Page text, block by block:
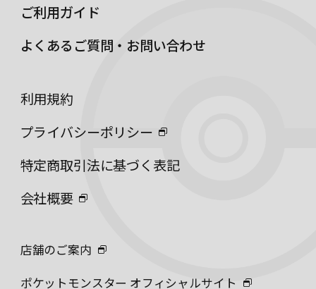
ご利用ガイド
よくあるご質問・お問い合わせ
利用規約
プライバシーポリシー
特定商取引法に基づく表記
会社概要
店舗のご案内
ポケットモンスター オフィシャルサイト